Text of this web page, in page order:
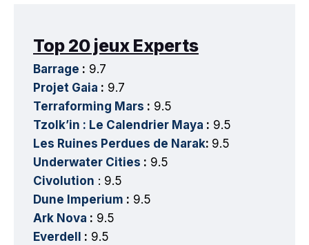
Top 20 jeux Experts
Barrage : 9.7
Projet Gaia : 9.7
Terraforming Mars : 9.5
Tzolk’in : Le Calendrier Maya : 9.5
Les Ruines Perdues de Narak: 9.5
Underwater Cities : 9.5
Civolution : 9.5
Dune Imperium : 9.5
Ark Nova : 9.5
Everdell : 9.5